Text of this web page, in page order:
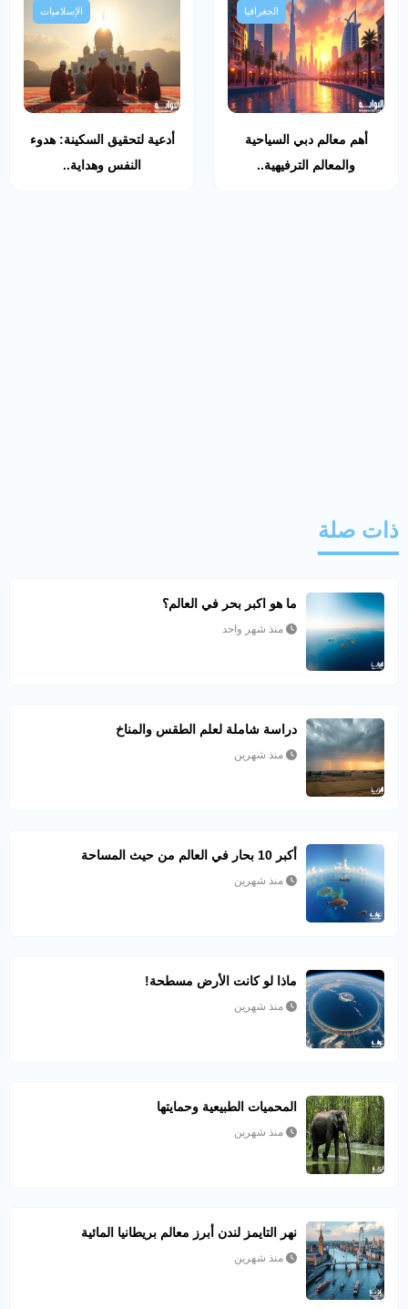
الجغرافيا
أهم معالم دبي السياحية
والمعالم الترفيهية..
الإسلاميات
أدعية لتحقيق السكينة: هدوء
النفس وهداية..
ذات صلة
ما هو اكبر بحر في العالم؟
منذ شهر واحد
دراسة شاملة لعلم الطقس والمناخ
منذ شهرين
أكبر 10 بحار في العالم من حيث المساحة
منذ شهرين
ماذا لو كانت الأرض مسطحة!
منذ شهرين
المحميات الطبيعية وحمايتها
منذ شهرين
نهر التايمز لندن أبرز معالم بريطانيا المائية
منذ شهرين